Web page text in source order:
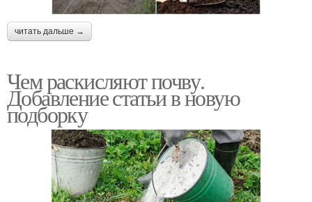
читать дальше →
Чем раскисляют почву.
Добавление статьи в новую
подборку